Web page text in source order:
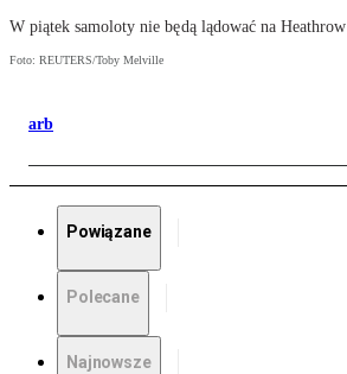
W piątek samoloty nie będą lądować na Heathrow
Foto: REUTERS/Toby Melville
arb
Powiązane
Polecane
Najnowsze